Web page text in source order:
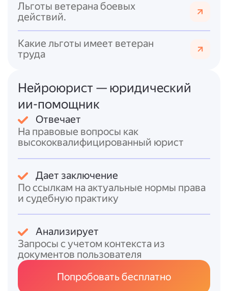
*Региональная специфика
самостоятельно устанавливают правила
выдачи земли, включая предельные
размеры участков, их назначение (ИЖС,
садоводство и т.?п.) и дополнительные
местной администрации.
* Методические рекомендации по
реализации права на землю закреплены на
федеральном уровне, но носят
рекомендательный характер.
Итоговый ответ
В 2026 году многодетные семьи (с тремя и
более детьми) имеют право:
муниципальной или федеральной
собственности (в т.?ч. для ИЖС) — порядок
и условия определяютсярегиональными
налоговые льготыпо земельному
Льготы ветерана боевых
действий.
Какие льготы имеет ветеран
труда
Нейроюрист — юридический
ии-помощник
Отвечает
На правовые вопросы как
высококвалифицированный юрист
Дает заключение
По ссылкам на актуальные нормы права
и судебную практику
Анализирует
Запросы с учетом контекста из
документов пользователя
Попробовать бесплатно